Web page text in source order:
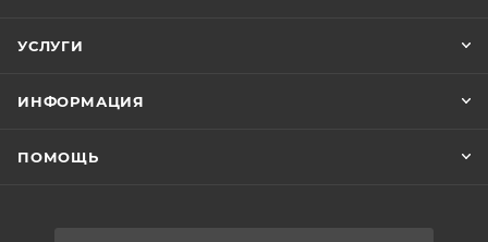
УСЛУГИ
ИНФОРМАЦИЯ
ПОМОЩЬ